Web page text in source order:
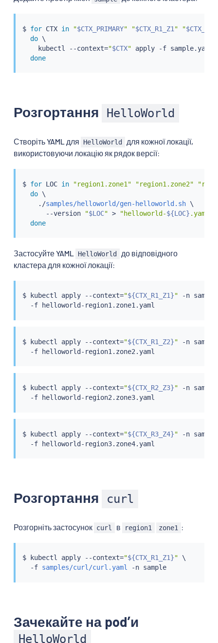
$ for CTX in "$CTX_PRIMARY" "$CTX_R1_Z1 " "
do \
kubectl
--context="$CTX" apply -f sample.yaml
done
Розгортання HelloWorld
Створіть YAML для HelloWorld
для кожної локації,
використовуючи локацію як рядок версії:
$ for LOC in "region1.zone1" "region1.zone2"
do \
    ./
samples/helloworld/gen-helloworld.sh \
      --version
"$LOC" > "helloworld-${LOC} .yaml"
done
Застосуйте YAML HelloWorld
до відповідного
кластера для кожної локації:
$ kubectl apply --context="${CTX_R1_Z1}" -n
$ kubectl apply --context="${CTX_R1_Z2}" -n
$ kubectl apply --context="${CTX_R2_Z3}" -n
$ kubectl apply --context="${CTX_R3_Z4}" -n
Розгортання curl
Розгорніть застосунок curl в region1 zone1 :
$ kubectl apply --context="${CTX_R1_Z1}" \
  -f
samples/curl/curl.yaml -n sample
Зачекайте на podʼи
HelloWorld